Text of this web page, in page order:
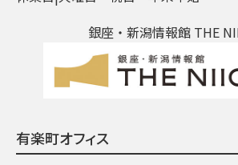
銀座・新潟情報館 THE
有楽町オフィス